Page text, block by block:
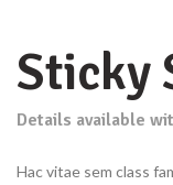
Sticky
Details available
Hac vitae sem class